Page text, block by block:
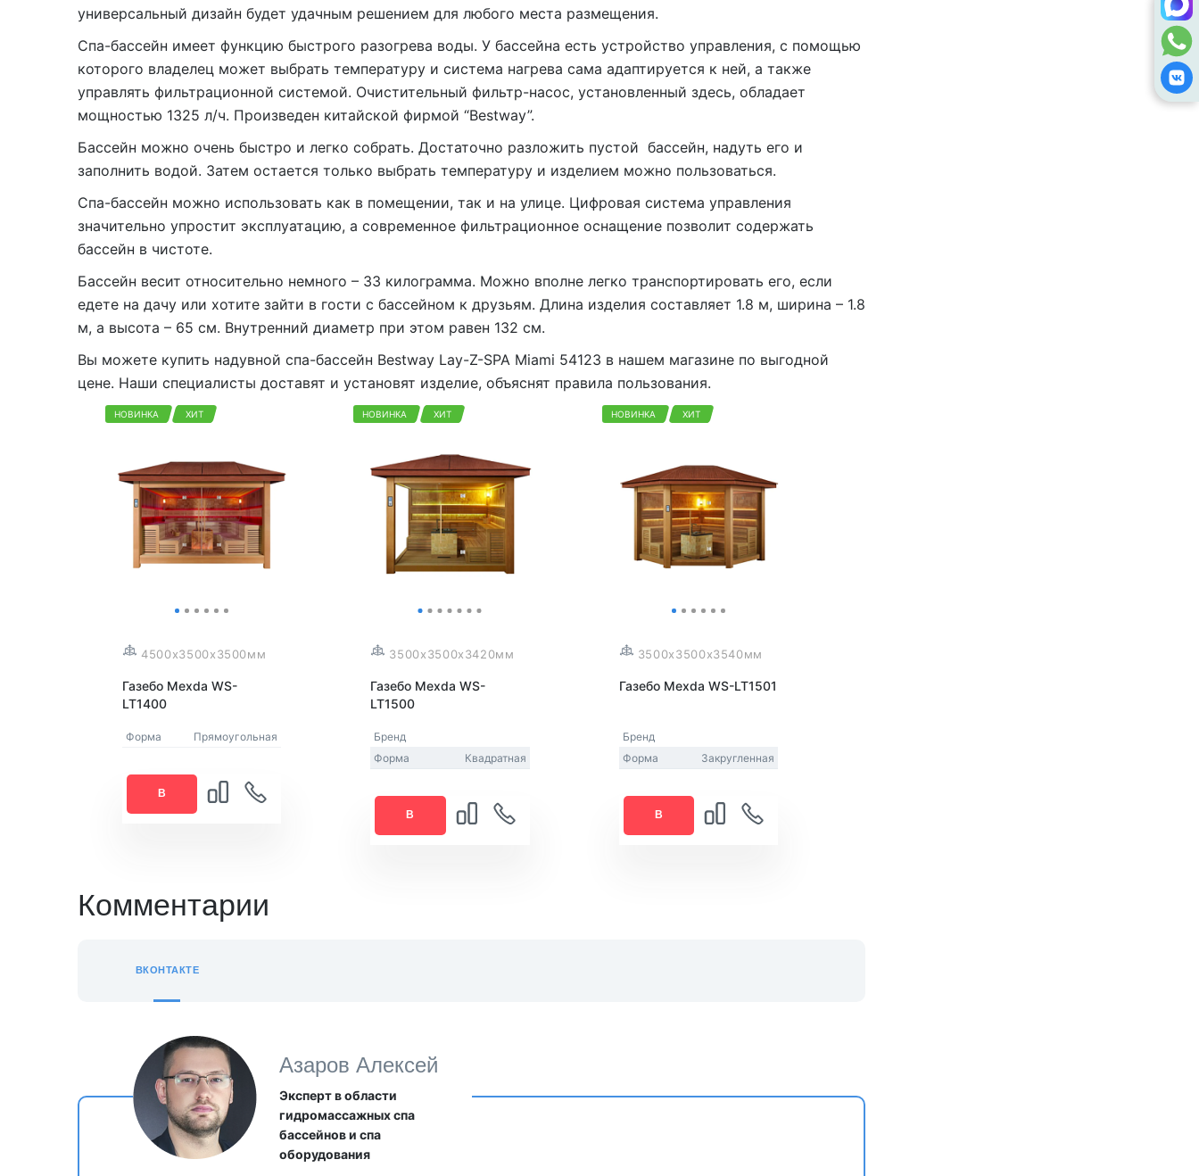
универсальный дизайн будет удачным решением для любого места размещения.
Спа-бассейн имеет функцию быстрого разогрева воды. У бассейна есть устройство управления, с помощью
которого владелец может выбрать температуру и система нагрева сама адаптируется к ней, а также
управлять фильтрационной системой. Очистительный фильтр-насос, установленный здесь, обладает
мощностью 1325 л/ч. Произведен китайской фирмой “Bestway”.
Бассейн можно очень быстро и легко собрать. Достаточно разложить пустой бассейн, надуть его и
заполнить водой. Затем остается только выбрать температуру и изделием можно пользоваться.
Спа-бассейн можно использовать как в помещении, так и на улице. Цифровая система управления
значительно упростит эксплуатацию, а современное фильтрационное оснащение позволит содержать
бассейн в чистоте.
Бассейн весит относительно немного – 33 килограмма. Можно вполне легко транспортировать его, если
едете на дачу или хотите зайти в гости с бассейном к друзьям. Длина изделия составляет 1.8 м, ширина – 1.8
м, а высота – 65 см. Внутренний диаметр при этом равен 132 см.
Вы можете купить надувной спа-бассейн Bestway Lay-Z-SPA Miami 54123 в нашем магазине по выгодной
цене. Наши специалисты доставят и установят изделие, объяснят правила пользования.
НОВИНКА ХИТ
4500x3500x3500мм
Газебо Mexda WS-
LT1400
Форма Прямоугольная
В
НОВИНКА ХИТ
3500x3500x3420мм
Газебо Mexda WS-
LT1500
Бренд
Форма
Квадратная
В
НОВИНКА ХИТ
3500x3500x3540мм
Газебо Mexda WS-LT1501
Бренд
Форма
Закругленная
В
Комментарии
ВКОНТАКТЕ
Азаров Алексей
Эксперт в области
гидромассажных спа
бассейнов и спа
оборудования